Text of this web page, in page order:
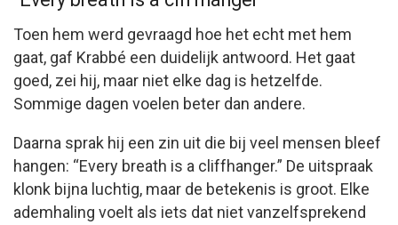
Toen hem werd gevraagd hoe het echt met hem
gaat, gaf Krabbé een duidelijk antwoord. Het gaat
goed, zei hij, maar niet elke dag is hetzelfde.
Sommige dagen voelen beter dan andere.
Daarna sprak hij een zin uit die bij veel mensen bleef
hangen: “Every breath is a cliffhanger.” De uitspraak
klonk bijna luchtig, maar de betekenis is groot. Elke
ademhaling voelt als iets dat niet vanzelfsprekend